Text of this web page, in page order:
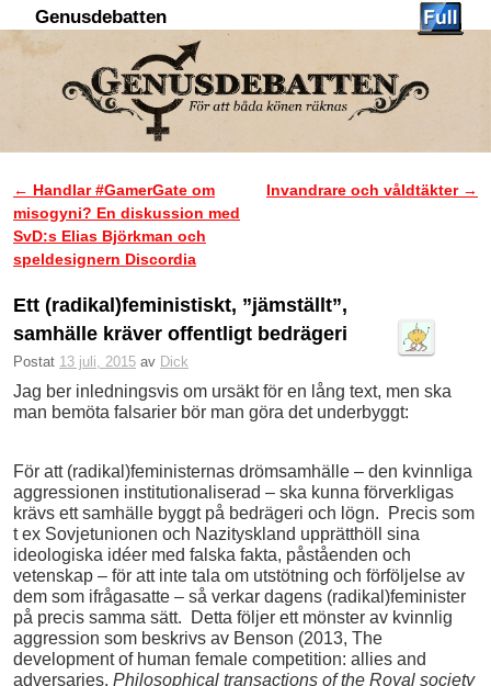
Genusdebatten
Inläggsnavigering
← Handlar #GamerGate om
misogyni? En diskussion med
SvD:s Elias Björkman och
speldesignern Discordia
Invandrare och våldtäkter →
Ett (radikal)feministiskt, ”jämställt”,
samhälle kräver offentligt bedrägeri
Postat 13 juli, 2015 av Dick
Jag ber inledningsvis om ursäkt för en lång text, men ska
man bemöta falsarier bör man göra det underbyggt:
För att (radikal)feministernas drömsamhälle – den kvinnliga
aggressionen institutionaliserad – ska kunna förverkligas
krävs ett samhälle byggt på bedrägeri och lögn. Precis som
t ex Sovjetunionen och Nazityskland upprätthöll sina
ideologiska idéer med falska fakta, påståenden och
vetenskap – för att inte tala om utstötning och förföljelse av
dem som ifrågasatte – så verkar dagens (radikal)feminister
på precis samma sätt. Detta följer ett mönster av kvinnlig
aggression som beskrivs av Benson (2013, The
development of human female competition: allies and
adversaries, Philosophical transactions of the Royal society